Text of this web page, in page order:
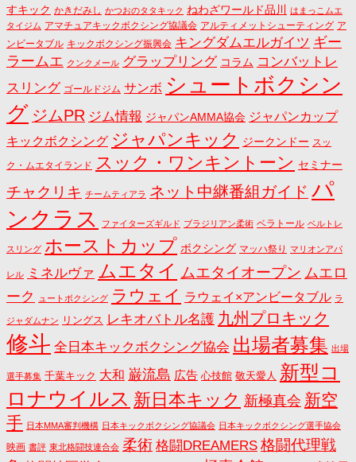
すキック かきだみし かつおのタタキック ねわざワールド品川 はまっこムエ
タイジム アマチュアキックボクシング協議会 アルティメットシューティング ア
ンビータブル キックボクシング振興会 キングダムエルガイツ ギー
ラームエ クンクメール グラップリング コラム コンバットレ
スリング ゴールドジム サンボ シュートボクシン
グ ジムPR ジム情報 ジャパンAMMA協会 ジャパンカップ
キックボクシング ジャパンキック ジークンドー スッ
ク・ムエタイランド スック・ワンキントーン セミナー
チャクリキ チームティアラ ネット中継番組ガイド パ
ンクラス
ファイターズギルド ブラジリアン柔術 ベラトール ベルトレ
スリング ホーストカップ ボクシング マッハ祭り マリオンアパ
レル ミネルヴァ ムエタイ ムエタイオープン ムエロ
ーク
ュートボクシング ラウェイ ラウェイ×アンビータブル ラ
ジャダムナン リングス レキオバトル名護 九州プロキック
修斗 全日本キックボクシング協会 出場者募集 出場
選手募集 千葉キック 大和 巌流島 広告 心技館 敬天愛人 新型コ
ロナウイルス 新日本キック 新極真会 新空
手 日本MMA審判機構 日本キックボクシング協議会 日本キックボクシング選手協会
映画 書評 東北格闘技連合会 柔術 格闘DREAMERS 格闘代理戦